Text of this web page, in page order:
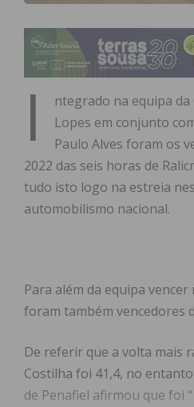
I
ntegrado na equipa
Lopes em conjunto
Paulo Alves foram os
2022 das seis horas de
tudo isto logo na estreia
automobilismo nacional.
Para além da equipa vencer
foram também vencedores
De referir que a volta mais
Costilha foi 41,4, no
de Penafiel afirmou que foi